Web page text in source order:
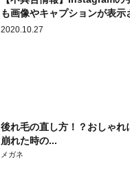
も画像やキャプションが表示
2020.10.27
後れ毛の直し方！？おしゃれ
崩れた時の...
メガネ